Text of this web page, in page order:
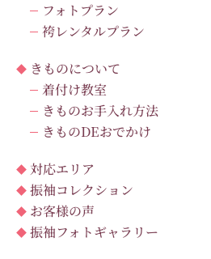
フォトプラン
袴レンタルプラン
きものについて
着付け教室
きものお手入れ方法
きものDEおでかけ
対応エリア
振袖コレクション
お客様の声
振袖フォトギャラリー